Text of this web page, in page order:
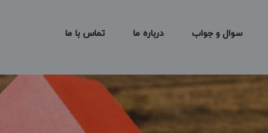
سوال و جواب درباره ما تماس با ما